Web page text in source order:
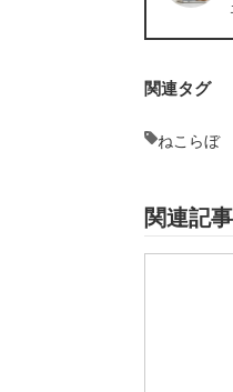
関連タグ
ねこらぼ
関連記事